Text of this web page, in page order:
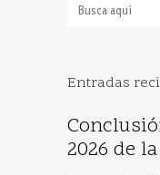
Entradas
2026 de